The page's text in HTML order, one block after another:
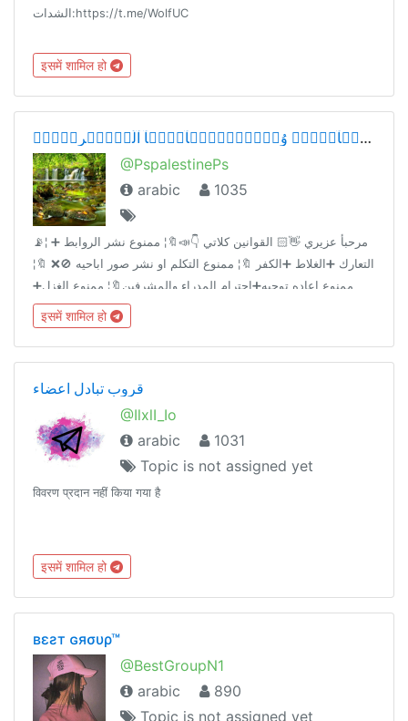
الشدات:https://t.me/WolfUC
इसमें शामिल हो
شۣۗـۙبۣۗـۙآبۣۗـۙ وُصۣۗـۙبۣۗـۙآيۣۗہآ آلَعۣۗـۙربۣۗـۙ ❤
@PspalestinePs
arabic
1035
📡¦ مرحبأ عزيري 👋🏻 القوانين كلاتي 👇📣🔖¦ ممنوع نشر الروابط ➕
التعارك ➕الغلاط ➕الكفر 🔖¦ ممنوع التكلم او نشر صور اباحيه 🚫❌ 🔖¦
ممنوع اعاده توجيه➕احترام المدراء والمشرفين🔖¦ ممنوع الغزل➕
الخاص ➕ تابعونا @zo788
इसमें शामिल हो
قروب تبادل اعضاء
@IlxlI_Io
arabic
1031
Topic is not assigned yet
विवरण प्रदान नहीं किया गया है
इसमें शामिल हो
вεƨт ɢяσυρ™
@BestGroupN1
arabic
890
Topic is not assigned yet